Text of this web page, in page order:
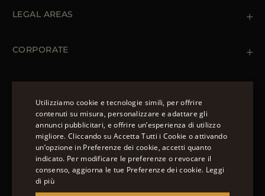
Ordini e Pagamenti
LEGAL AREAS
Cookie Policy
Accessibility Statement
CORPORATE
CAPISPALLA
Piumini Invernali da Uomo
Piumini Invernali da Donna
Piumino 100 grammi
Piumini Estivi da Donna
SEGUICI
© 2022 – MOORER S.P.A – VIA XXV APRILE, 90 37014
ENGLISH
ITALIAN
FRENCH
Utilizziamo cookie e tecnologie simili, per offrire
contenuti su misura, personalizzare e adattare gli
annunci pubblicitari, e offrire un’esperienza di utilizzo
migliore. Cliccando su Accetta Tutti i Cookie o attivando
un’opzione in Preferenze dei cookie, accetti quanto
indicato. Per modificare le preferenze o revocare il
consenso, aggiorna le tue Preferenze dei cookie. Leggi
di più